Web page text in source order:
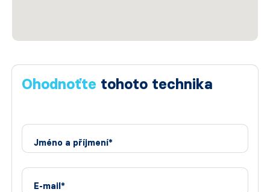
Ohodnoťte tohoto technika
Jméno a příjmení*
E-mail*